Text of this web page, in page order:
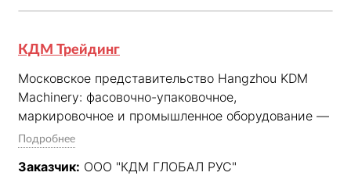
КДМ Трейдинг
Московское представительство Hangzhou KDM
Machinery: фасовочно-упаковочное,
маркировочное и промышленное оборудование —
укупорочное, этикетировщики, дозаторы, лазерная
Подробнее
Заказчик: ООО "КДМ ГЛОБАЛ РУС"